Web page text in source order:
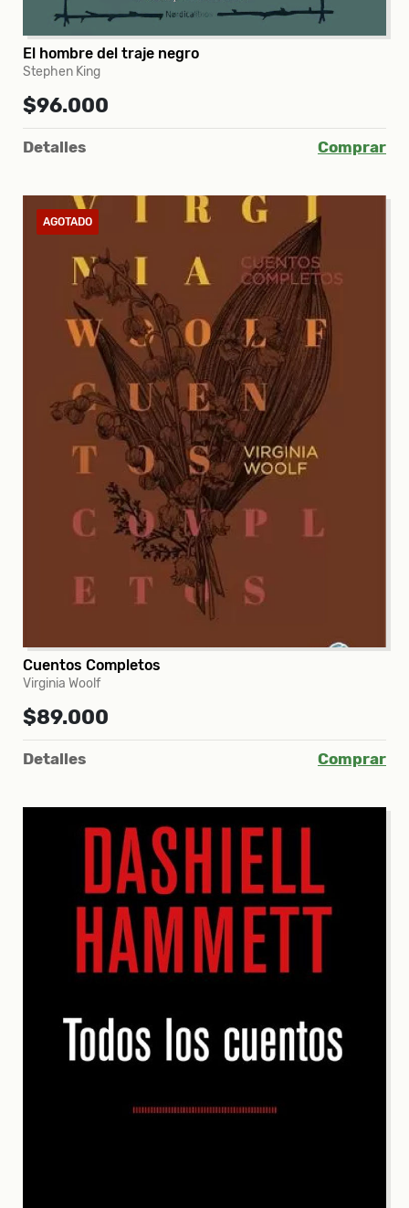
El hombre del traje negro
Stephen King
$96.000
Detalles Comprar
AGOTADO
Cuentos Completos
Virginia Woolf
$89.000
Detalles Comprar